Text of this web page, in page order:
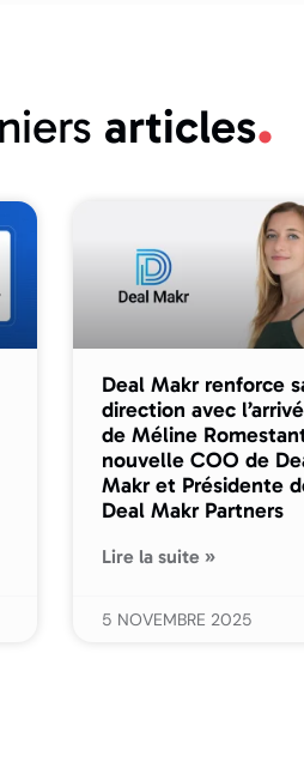
articles
Deal Makr renforce
direction avec
de Méline
nouvelle COO de
Makr et Présidente
Deal Makr Partners
Lire la suite »
5 NOVEMBRE 2025